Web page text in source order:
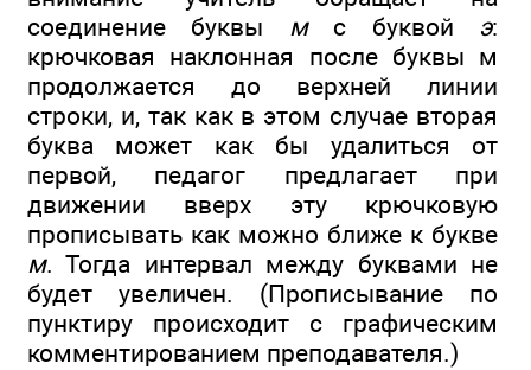
соединение буквы мс буквой э:
крючковая наклонная после буквы м
продолжается до верхней линии
строки, и, так как в этом случае вторая
буква может как бы удалиться от
первой, педагог предлагает при
движении вверх эту крючковую
прописывать как можно ближе к букве
м. Тогда интервал между буквами не
будет увеличен. (Прописывание по
пунктиру происходит с графическим
комментированием преподавателя.)